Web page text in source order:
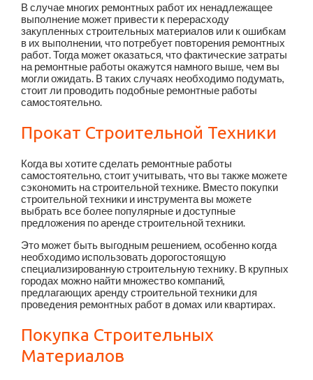
В случае многих ремонтных работ их ненадлежащее
выполнение может привести к перерасходу
закупленных строительных материалов или к ошибкам
в их выполнении, что потребует повторения ремонтных
работ. Тогда может оказаться, что фактические затраты
на ремонтные работы окажутся намного выше, чем вы
могли ожидать. В таких случаях необходимо подумать,
стоит ли проводить подобные ремонтные работы
самостоятельно.
Прокат Строительной Техники
Когда вы хотите сделать ремонтные работы
самостоятельно, стоит учитывать, что вы также можете
сэкономить на строительной технике. Вместо покупки
строительной техники и инструмента вы можете
выбрать все более популярные и доступные
предложения по аренде строительной техники.
Это может быть выгодным решением, особенно когда
необходимо использовать дорогостоящую
специализированную строительную технику. В крупных
городах можно найти множество компаний,
предлагающих аренду строительной техники для
проведения ремонтных работ в домах или квартирах.
Покупка Строительных
Материалов